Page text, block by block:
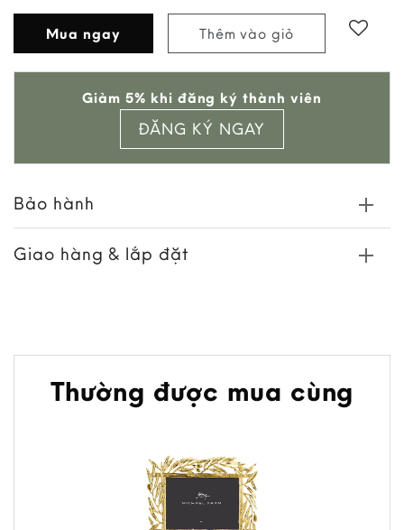
Mua ngay Thêm vào giỏ
wishlist
Giảm 5% khi đăng ký thành viên
ĐĂNG KÝ NGAY
Bảo hành
Giao hàng & lắp đặt
Thường được mua cùng